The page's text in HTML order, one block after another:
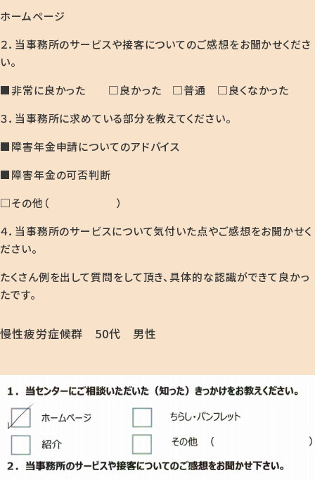
ホームページ
２．当事務所のサービスや接客についてのご感想をお聞かせくださ
い。
■非常に良かった □良かった □普通 □良くなかった
３．当事務所に求めている部分を教えてください。
■障害年金申請についてのアドバイス
■障害年金の可否判断
□その他（ ）
４．当事務所のサービスについて気付いた点やご感想をお聞かせく
ださい。
たくさん例を出して質問をして頂き、具体的な認識ができて良かっ
たです。
慢性疲労症候群 50代 男性